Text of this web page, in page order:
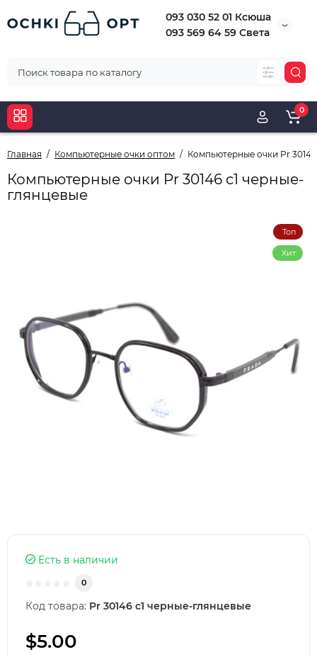
093 030 52 01 Ксюша
093 569 64 59 Света
0
Главная Компьютерные очки оптом Компьютерные очки Pr
Компьютерные очки Pr 30146 с1 черные-
глянцевые
Топ
Хит
Есть в наличии
0
Код товара: Pr 30146 с1 черные-глянцевые
$5.00